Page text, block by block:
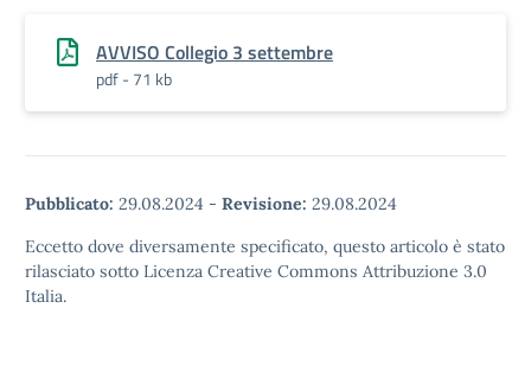
AVVISO Collegio 3 settembre
pdf - 71 kb
Pubblicato: 29.08.2024 - Revisione: 29.08.2024
Eccetto dove diversamente specificato, questo articolo è stato
rilasciato sotto Licenza Creative Commons Attribuzione 3.0
Italia.